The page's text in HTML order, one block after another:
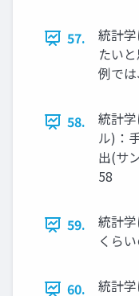
57.
統計
たい
例で
58.
統計
ル)：
出(サ
58
59.
統計
くら
60.
統計